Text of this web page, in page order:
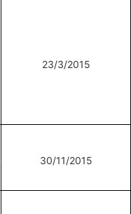
23/3/2015
30/11/2015